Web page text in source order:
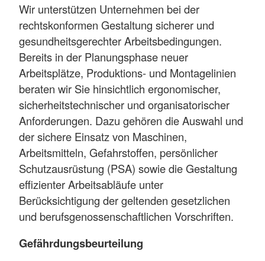
Wir unterstützen Unternehmen bei der
rechtskonformen Gestaltung sicherer und
gesundheitsgerechter Arbeitsbedingungen.
Bereits in der Planungsphase neuer
Arbeitsplätze, Produktions- und Montagelinien
beraten wir Sie hinsichtlich ergonomischer,
sicherheitstechnischer und organisatorischer
Anforderungen. Dazu gehören die Auswahl und
der sichere Einsatz von Maschinen,
Arbeitsmitteln, Gefahrstoffen, persönlicher
Schutzausrüstung (PSA) sowie die Gestaltung
effizienter Arbeitsabläufe unter
Berücksichtigung der geltenden gesetzlichen
und berufsgenossenschaftlichen Vorschriften.
Gefährdungsbeurteilung